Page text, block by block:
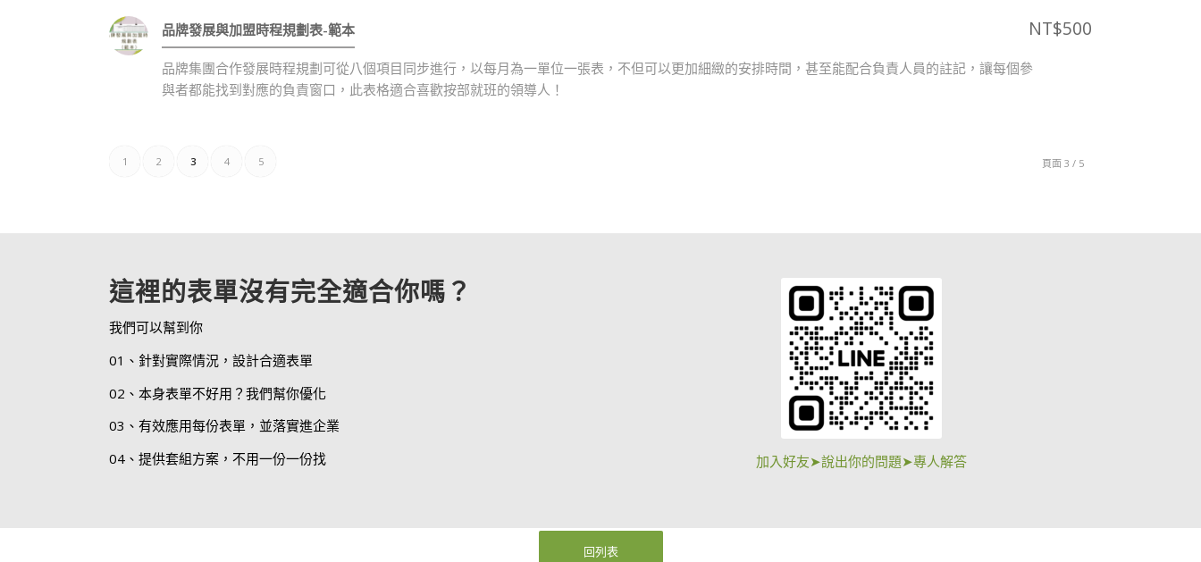
品牌發展與加盟時程規劃表-範本 NT$500
品牌集團合作發展時程規劃可從八個項目同步進行，以每月為一單位一張表，不但可以更加細緻的安排時間，甚至能配合負責人員的註記，讓每個參
與者都能找到對應的負責窗口，此表格適合喜歡按部就班的領導人！
頁面 3 / 5
1 2 3 4 5
這裡的表單沒有完全適合你嗎？
我們可以幫到你
01、針對實際情況，設計合適表單
02、本身表單不好用？我們幫你優化
03、有效應用每份表單，並落實進企業
04、提供套組方案，不用一份一份找
加入好友➤說出你的問題➤專人解答
回列表